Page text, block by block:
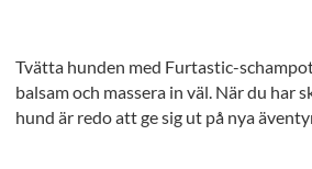
Tvätta hunden med Furtastic-
balsam och massera in väl. När du har
hund är redo att ge sig ut på nya